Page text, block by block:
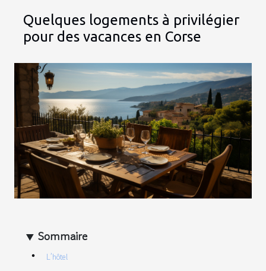
Quelques logements à privilégier
pour des vacances en Corse
Sommaire
L’hôtel